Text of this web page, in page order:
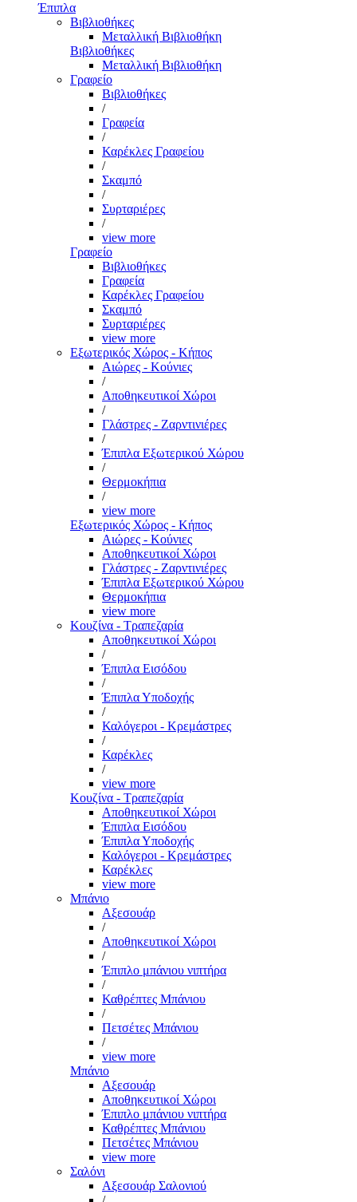
Έπιπλα
Βιβλιοθήκες
Μεταλλική Βιβλιοθήκη
Βιβλιοθήκες
Μεταλλική Βιβλιοθήκη
Γραφείο
Βιβλιοθήκες
/
Γραφεία
/
Καρέκλες Γραφείου
/
Σκαμπό
/
Συρταριέρες
/
view more
Γραφείο
Βιβλιοθήκες
Γραφεία
Καρέκλες Γραφείου
Σκαμπό
Συρταριέρες
view more
Εξωτερικός Χώρος - Κήπος
Αιώρες - Κούνιες
/
Αποθηκευτικοί Χώροι
/
Γλάστρες - Ζαρντινιέρες
/
Έπιπλα Εξωτερικού Χώρου
/
Θερμοκήπια
/
view more
Εξωτερικός Χώρος - Κήπος
Αιώρες - Κούνιες
Αποθηκευτικοί Χώροι
Γλάστρες - Ζαρντινιέρες
Έπιπλα Εξωτερικού Χώρου
Θερμοκήπια
view more
Κουζίνα - Τραπεζαρία
Αποθηκευτικοί Χώροι
/
Έπιπλα Εισόδου
/
Έπιπλα Υποδοχής
/
Καλόγεροι - Κρεμάστρες
/
Καρέκλες
/
view more
Κουζίνα - Τραπεζαρία
Αποθηκευτικοί Χώροι
Έπιπλα Εισόδου
Έπιπλα Υποδοχής
Καλόγεροι - Κρεμάστρες
Καρέκλες
view more
Μπάνιο
Αξεσουάρ
/
Αποθηκευτικοί Χώροι
/
Έπιπλο μπάνιου νιπτήρα
/
Καθρέπτες Μπάνιου
/
Πετσέτες Μπάνιου
/
view more
Μπάνιο
Αξεσουάρ
Αποθηκευτικοί Χώροι
Έπιπλο μπάνιου νιπτήρα
Καθρέπτες Μπάνιου
Πετσέτες Μπάνιου
view more
Σαλόνι
Αξεσουάρ Σαλονιού